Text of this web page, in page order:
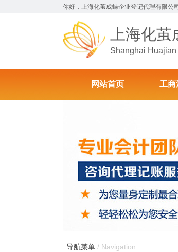
你好，上海化茧成蝶企业登记代理有限公
上海化
Shanghai
网站首页 工商
导航菜单 / Navigation